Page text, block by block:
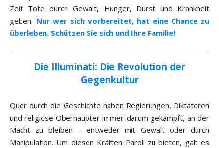
Zeit Tote durch Gewalt, Hunger, Durst und Krankheit
geben. Nur wer sich vorbereitet, hat eine Chance zu
überleben. Schützen Sie sich und Ihre Familie!
Die Illuminati: Die Revolution der
Gegenkultur
Quer durch die Geschichte haben Regierungen, Diktatoren
und religiöse Oberhäupter immer darum gekämpft, an der
Macht zu bleiben – entweder mit Gewalt oder durch
Manipulation. Um diesen Kräften Paroli zu bieten, gab es